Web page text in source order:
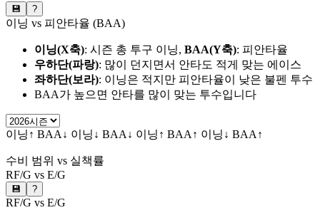
💾 ?
이닝 vs 피안타율 (BAA)
이닝(X축): 시즌 총 투구 이닝, BAA(Y축): 피안타율
우하단(파랑): 많이 던지면서 안타도 적게 맞는 에이스
좌하단(보라): 이닝은 적지만 피안타율이 낮은 불펜 투수
BAA가 높으면 안타를 많이 맞는 투수입니다
이닝↑ BAA↓ 이닝↓ BAA↓ 이닝↑ BAA↑ 이닝↓ BAA↑
수비 범위 vs 실책률
RF/G vs E/G
💾 ?
RF/G vs E/G